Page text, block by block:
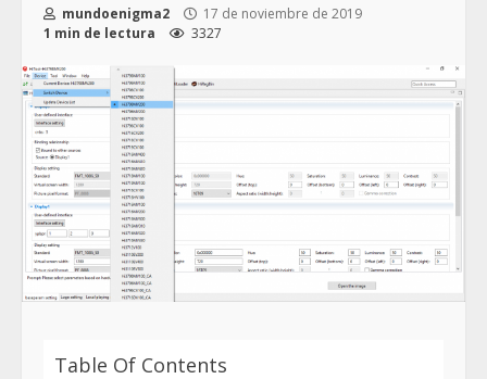
mundoenigma2
17 de noviembre de 2019
1 min de lectura
3327
Table Of Contents